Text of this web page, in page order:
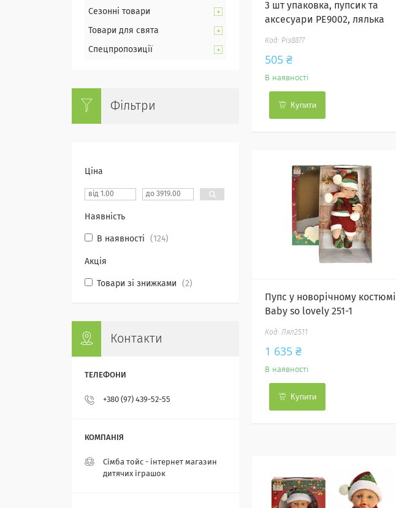
3 шт упаковка, пупсик та
аксесуари PE9002, лялька
Різ8877
505 ₴
В наявності
Купити
Пупс у новорічному костюмі
Baby so lovely 251-1
Лял2511
1 635 ₴
В наявності
Купити
Сезонні товари
Товари для свята
Спецпропозиції
Фільтри
Ціна
Наявність
В наявності 124
Акція
Товари зі знижками 2
Контакти
+380 (97) 439-52-55
Сімба тойс - інтернет магазин
дитячих іграшок